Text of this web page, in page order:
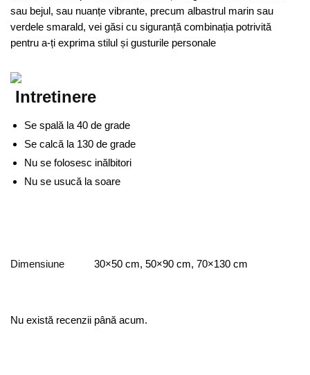
sau bejul, sau nuanțe vibrante, precum albastrul marin sau
verdele smarald, vei găsi cu siguranță combinația potrivită
pentru a-ți exprima stilul și gusturile personale
Intretinere
Se spală la 40 de grade
Se calcă la 130 de grade
Nu se folosesc inălbitori
Nu se usucă la soare
Dimensiune 30×50 cm, 50×90 cm, 70×130 cm
Nu există recenzii până acum.